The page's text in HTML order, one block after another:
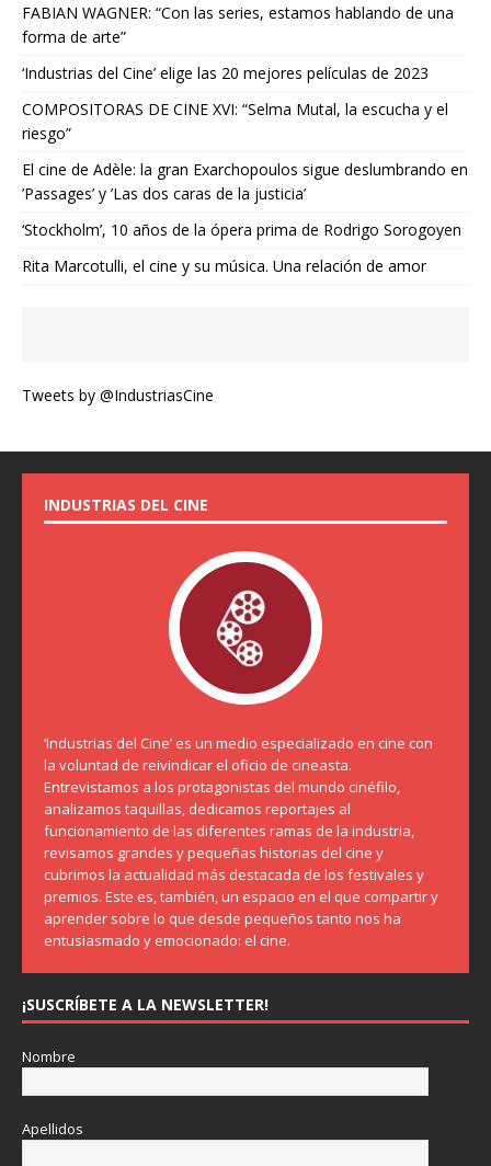
FABIAN WAGNER: “Con las series, estamos hablando de una
forma de arte”
‘Industrias del Cine’ elige las 20 mejores películas de 2023
COMPOSITORAS DE CINE XVI: “Selma Mutal, la escucha y el
riesgo”
El cine de Adèle: la gran Exarchopoulos sigue deslumbrando en
’Passages’ y ’Las dos caras de la justicia’
‘Stockholm’, 10 años de la ópera prima de Rodrigo Sorogoyen
Rita Marcotulli, el cine y su música. Una relación de amor
Tweets by @IndustriasCine
INDUSTRIAS DEL CINE
‘Industrias del Cine’ es un medio especializado en cine con
la voluntad de reivindicar el oficio de cineasta.
Entrevistamos a los protagonistas del mundo cinéfilo,
analizamos taquillas, dedicamos reportajes al
funcionamiento de las diferentes ramas de la industria,
revisamos grandes y pequeñas historias del cine y
cubrimos la actualidad más destacada de los festivales y
premios. Este es, también, un espacio en el que compartir y
aprender sobre lo que desde pequeños tanto nos ha
entusiasmado y emocionado: el cine.
¡SUSCRÍBETE A LA NEWSLETTER!
Nombre
Apellidos